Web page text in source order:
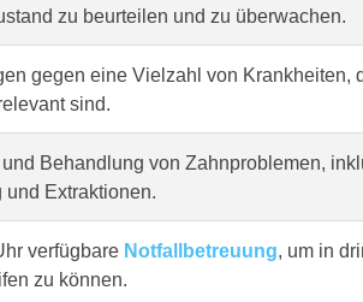
zu beurteilen und zu überwachen.
gegen eine Vielzahl von Krankheiten,
sind.
Behandlung von Zahnproblemen,
Extraktionen.
verfügbare Notfallbetreuung, um in
zu können.